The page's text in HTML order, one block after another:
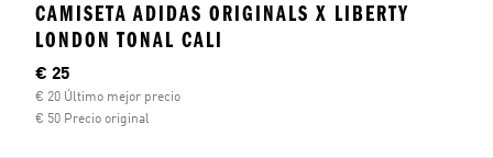
CAMISETA ADIDAS ORIGINALS X LIBERTY
LONDON TONAL CALI
Precio actual
€ 25
€ 20 Último mejor precio
€ 50 Precio original